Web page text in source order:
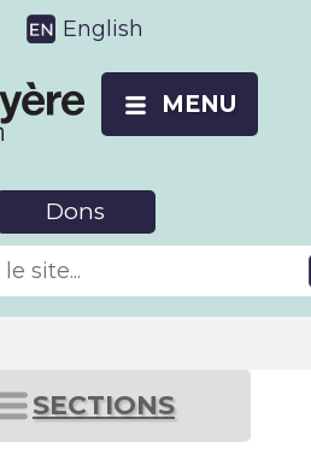
English
MENU
Dons
SECTIONS